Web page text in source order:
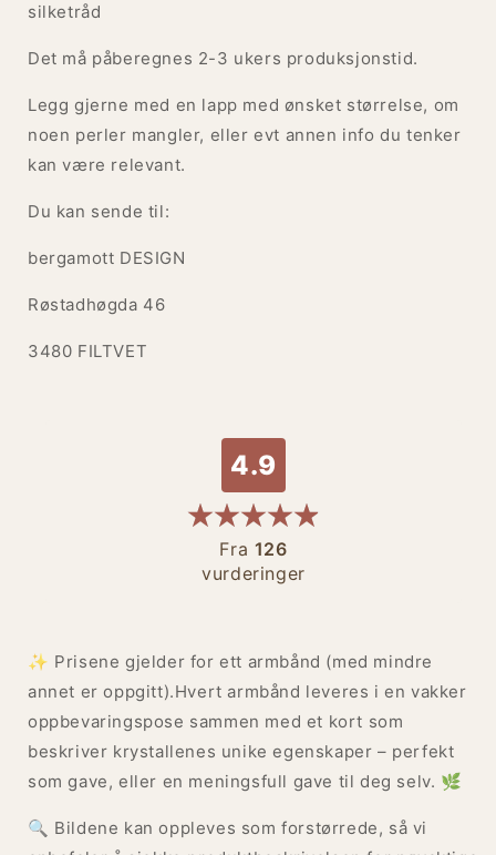
silketråd
Det må påberegnes 2-3 ukers produksjonstid.
Legg gjerne med en lapp med ønsket størrelse, om
noen perler mangler, eller evt annen info du tenker
kan være relevant.
Du kan sende til:
bergamott DESIGN
Røstadhøgda 46
3480 FILTVET
4.9
Fra 126
vurderinger
✨ Prisene gjelder for ett armbånd (med mindre
annet er oppgitt).Hvert armbånd leveres i en vakker
oppbevaringspose sammen med et kort som
beskriver krystallenes unike egenskaper – perfekt
som gave, eller en meningsfull gave til deg selv. 🌿
🔍 Bildene kan oppleves som forstørrede, så vi